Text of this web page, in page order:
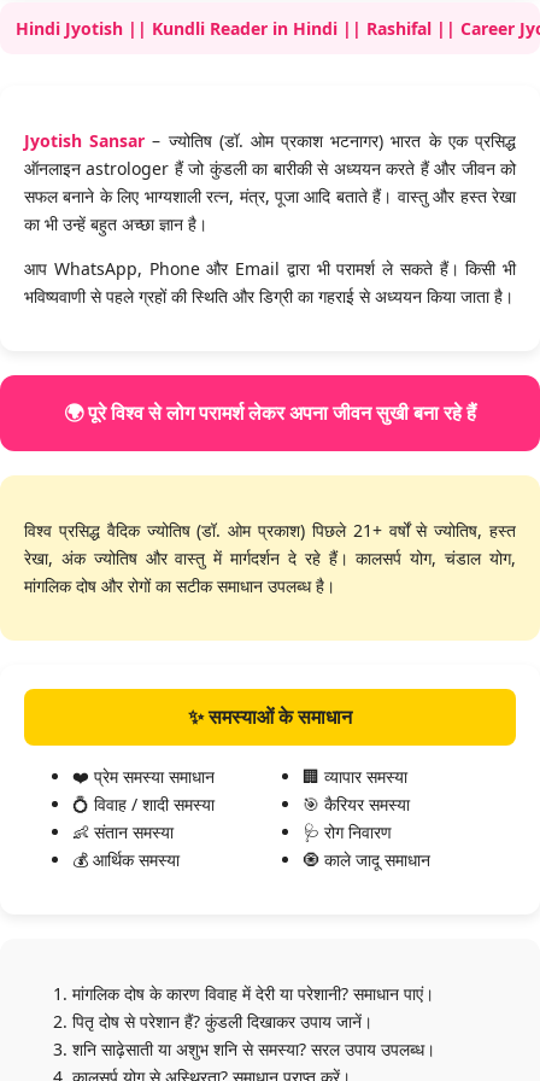
|| Kundli Reader in Hindi || Rashifal || Career Jyotish ||
Jyotish Sansar – ज्योतिष (डॉ. ओम प्रकाश भटनागर) भारत के एक प्रसिद्ध
ऑनलाइन astrologer हैं जो कुंडली का बारीकी से अध्ययन करते हैं और जीवन को
सफल बनाने के लिए भाग्यशाली रत्न, मंत्र, पूजा आदि बताते हैं। वास्तु और हस्त रेखा
का भी उन्हें बहुत अच्छा ज्ञान है।
आप WhatsApp, Phone और Email द्वारा भी परामर्श ले सकते हैं। किसी भी
भविष्यवाणी से पहले ग्रहों की स्थिति और डिग्री का गहराई से अध्ययन किया जाता है।
🌍 पूरे विश्व से लोग परामर्श लेकर अपना जीवन सुखी बना रहे हैं
विश्व प्रसिद्ध वैदिक ज्योतिष (डॉ. ओम प्रकाश) पिछले 21+ वर्षों से ज्योतिष, हस्त
रेखा, अंक ज्योतिष और वास्तु में मार्गदर्शन दे रहे हैं। कालसर्प योग, चंडाल योग,
मांगलिक दोष और रोगों का सटीक समाधान उपलब्ध है।
✨ समस्याओं के समाधान
❤️ प्रेम समस्या समाधान
💍 विवाह / शादी समस्या
👶 संतान समस्या
💰 आर्थिक समस्या
🏢 व्यापार समस्या
🎯 कैरियर समस्या
🩺 रोग निवारण
🧿 काले जादू समाधान
मांगलिक दोष के कारण विवाह में देरी या परेशानी? समाधान पाएं।
पितृ दोष से परेशान हैं? कुंडली दिखाकर उपाय जानें।
शनि साढ़ेसाती या अशुभ शनि से समस्या? सरल उपाय उपलब्ध।